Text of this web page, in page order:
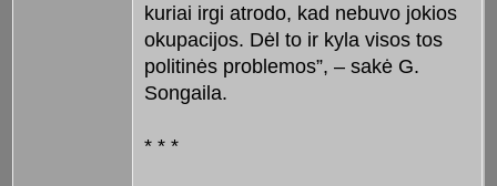
kuriai irgi atrodo, kad nebuvo jokios
okupacijos. Dėl to ir kyla visos tos
politinės problemos”, – sakė G.
Songaila.
* * *